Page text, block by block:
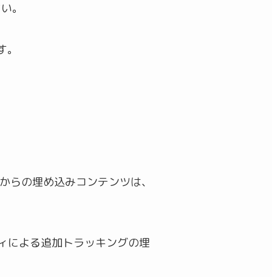
。
の埋め込みコンテンツは、
による追加トラッキングの埋